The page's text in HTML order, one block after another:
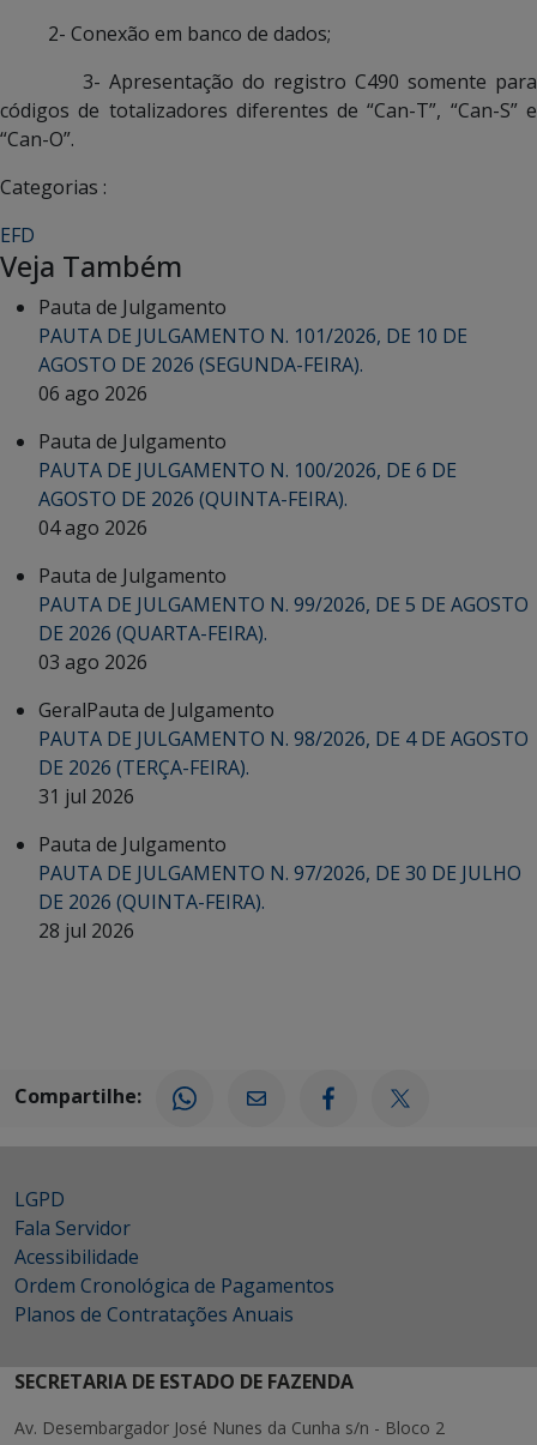
2- Conexão em banco de dados;
3- Apresentação do registro C490 somente para
códigos de totalizadores diferentes de “Can-T”, “Can-S” e
“Can-O”.
Categorias :
EFD
Veja Também
Pauta de Julgamento
PAUTA DE JULGAMENTO N. 101/2026, DE 10 DE
AGOSTO DE 2026 (SEGUNDA-FEIRA).
06 ago 2026
Pauta de Julgamento
PAUTA DE JULGAMENTO N. 100/2026, DE 6 DE
AGOSTO DE 2026 (QUINTA-FEIRA).
04 ago 2026
Pauta de Julgamento
PAUTA DE JULGAMENTO N. 99/2026, DE 5 DE AGOSTO
DE 2026 (QUARTA-FEIRA).
03 ago 2026
GeralPauta de Julgamento
PAUTA DE JULGAMENTO N. 98/2026, DE 4 DE AGOSTO
DE 2026 (TERÇA-FEIRA).
31 jul 2026
Pauta de Julgamento
PAUTA DE JULGAMENTO N. 97/2026, DE 30 DE JULHO
DE 2026 (QUINTA-FEIRA).
28 jul 2026
Compartilhe:
LGPD
Fala Servidor
Acessibilidade
Ordem Cronológica de Pagamentos
Planos de Contratações Anuais
SECRETARIA DE ESTADO DE FAZENDA
Av. Desembargador José Nunes da Cunha s/n - Bloco 2